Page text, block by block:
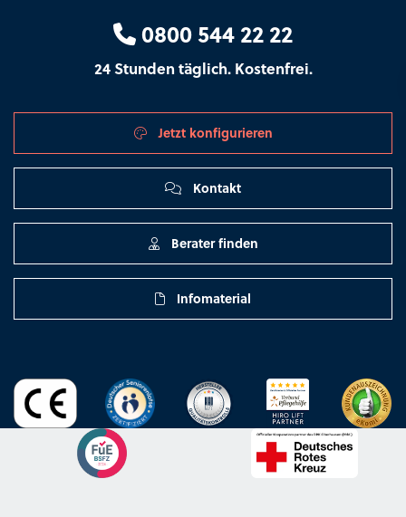
0800 544 22 22
24 Stunden täglich. Kostenfrei.
Jetzt konfigurieren
Kontakt
Berater finden
Infomaterial